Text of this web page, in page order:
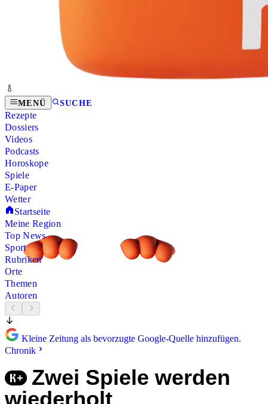
MENÜ SUCHE
Rezepte
Dossiers
Videos
Podcasts
Horoskope
Spiele
E-Paper
Wetter
Startseite
Meine Region
Top News
Sport
Rubriken
Orte
Themen
Autoren
Kleine Zeitung als bevorzugte Google-Quelle hinzufügen.
Chronik
Zwei Spiele werden